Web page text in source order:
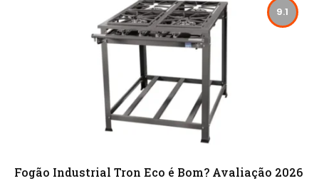
9.1
Fogão Industrial Tron Eco é Bom? Avaliação 2026